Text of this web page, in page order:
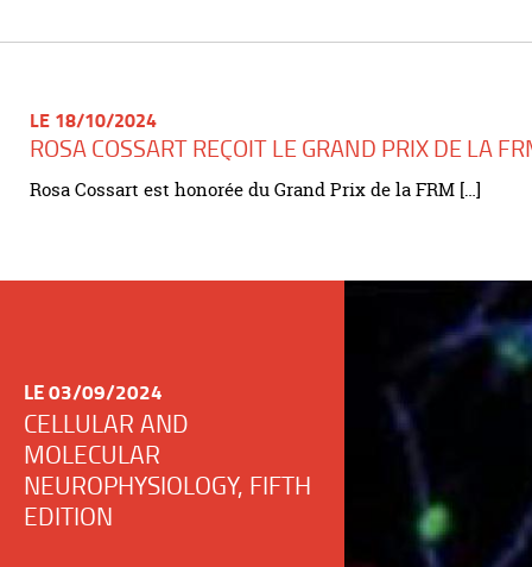
LE 18/10/2024
ROSA COSSART REÇOIT LE GRAND PRIX DE LA
Rosa Cossart est honorée du Grand Prix de la FRM […]
LE 03/09/2024
CELLULAR AND
MOLECULAR
NEUROPHYSIOLOGY, FIFTH
EDITION